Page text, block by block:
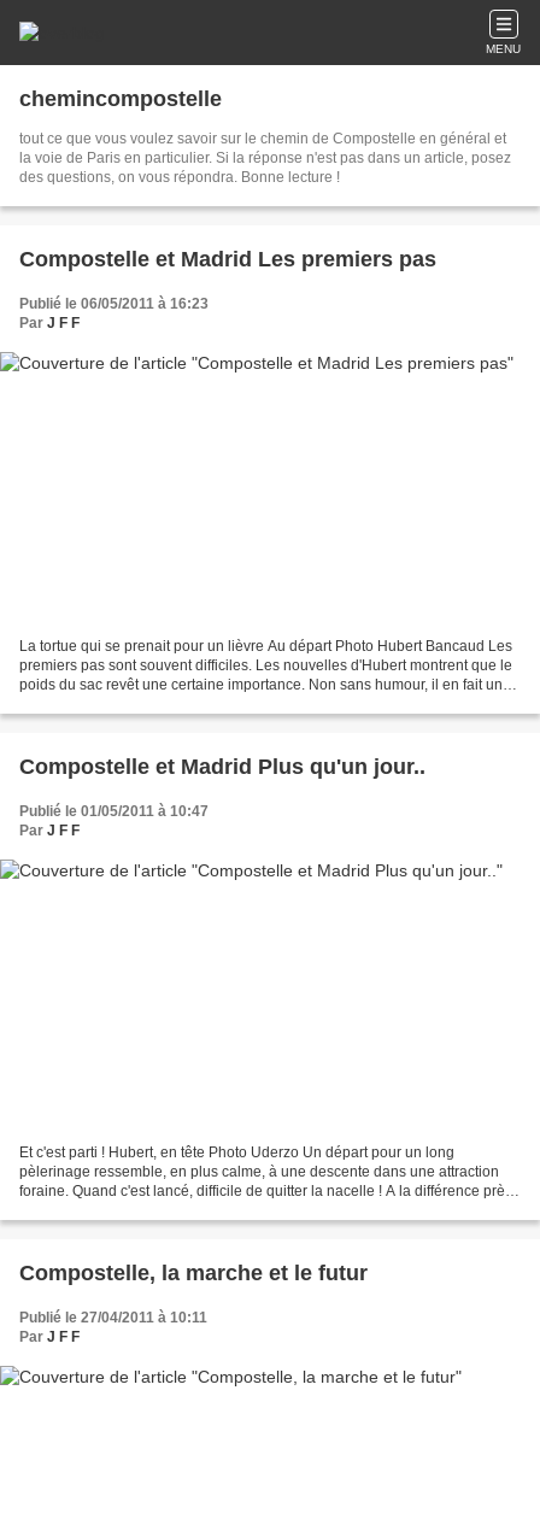
MENU
chemincompostelle
tout ce que vous voulez savoir sur le chemin de Compostelle en général et
la voie de Paris en particulier. Si la réponse n'est pas dans un article, posez
des questions, on vous répondra. Bonne lecture !
Compostelle et Madrid Les premiers pas
Publié le 06/05/2011 à 16:23
Par J F F
La tortue qui se prenait pour un lièvre Au départ Photo Hubert Bancaud Les
premiers pas sont souvent difficiles. Les nouvelles d'Hubert montrent que le
poids du sac revêt une certaine importance. Non sans humour, il en fait un
Compostelle et Madrid Plus qu'un jour..
Publié le 01/05/2011 à 10:47
Par J F F
Et c'est parti ! Hubert, en tête Photo Uderzo Un départ pour un long
pèlerinage ressemble, en plus calme, à une descente dans une attraction
foraine. Quand c'est lancé, difficile de quitter la nacelle ! A la différence près
Compostelle, la marche et le futur
Publié le 27/04/2011 à 10:11
Par J F F